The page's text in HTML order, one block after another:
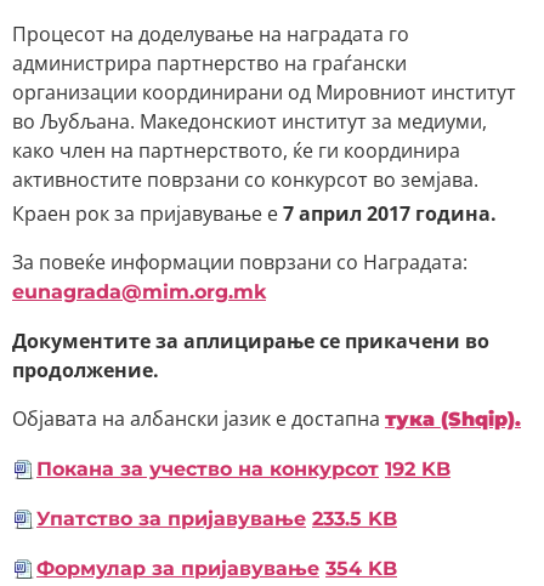
Процесот на доделување на наградата го
администрира партнерство на граѓански
организации координирани од Мировниот институт
во Љубљана. Македонскиот институт за медиуми,
како член на партнерството, ќе ги координира
активностите поврзани со конкурсот во земјава.
Краен рок за пријавување е7 април 2017 година.
За повеќе информации поврзани со Наградата:
eunagrada@mim.org.mk
Документите за аплицирање се прикачени во
продолжение.
Објавата на албански јазик е достапна тука (Shqip).
Покана за учество на конкурсот 192 KB
Упатство за пријавување 233.5 KB
Формулар за пријавување 354 KB